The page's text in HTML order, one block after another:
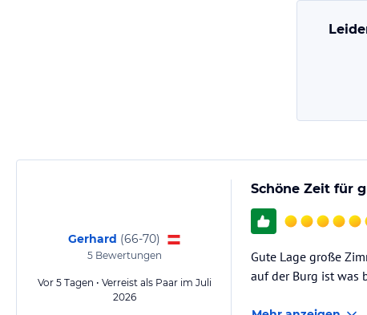
Gerhard (66-70)
5Bewertungen
Vor 5 Tagen • Verreist als Paar im Juli
2026
Schöne Zeit für
Gute Lage große
auf der Burg ist was